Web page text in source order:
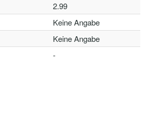
2.99
Keine Angabe
Keine Angabe
-